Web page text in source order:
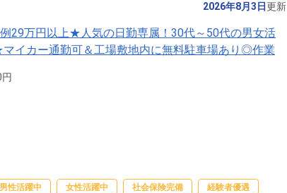
2026年8月3日更新
29万円以上★人気の日勤専属！30代～50代の男女活
イカー通勤可＆工場敷地内に無料駐車場あり◎作業
男性活躍中 女性活躍中 社会保険完備 経験者優遇